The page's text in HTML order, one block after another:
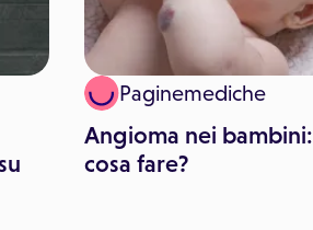
Paginemediche
Angioma nei bambini:
cosa fare?